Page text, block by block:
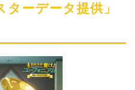
ーデータ提供」